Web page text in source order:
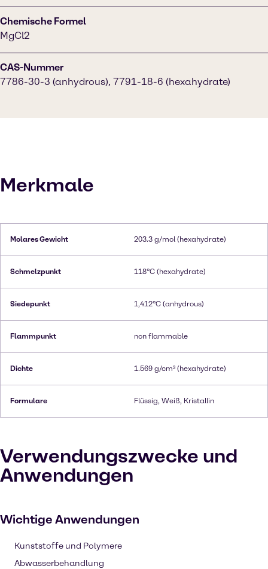
Chemische Formel
MgCl2
CAS-Nummer
7786-30-3 (anhydrous), 7791-18-6 (hexahydrate)
Merkmale
Molares Gewicht 203.3 g/mol (hexahydrate)
Schmelzpunkt 118°C (hexahydrate)
Siedepunkt 1,412°C (anhydrous)
Flammpunkt non flammable
Dichte 1.569 g/cm³ (hexahydrate)
Formulare Flüssig, Weiß, Kristallin
Verwendungszwecke und
Anwendungen
Wichtige Anwendungen
Kunststoffe und Polymere
Abwasserbehandlung